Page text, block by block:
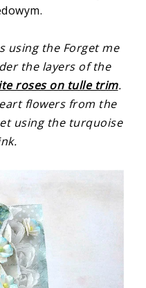
using the Forget me
the layers of the
roses on tulle trim.
flowers from the
using the turquoise